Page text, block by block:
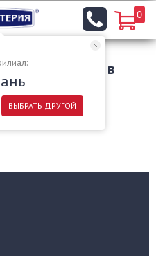
ВЫБРАТЬ ДРУГОЙ
0
уборки
и зеркал в